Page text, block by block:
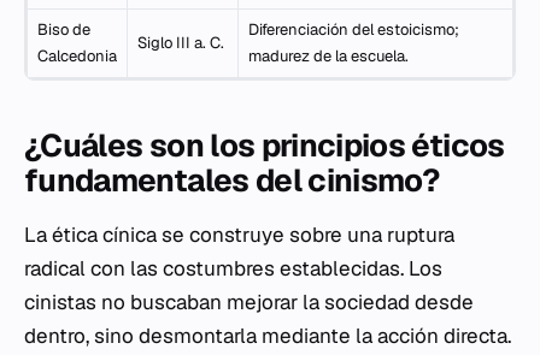
Biso de
Calcedonia
Siglo III a. C.
Diferenciación del estoicismo;
madurez de la escuela.
¿Cuáles son los principios éticos
fundamentales del cinismo?
La ética cínica se construye sobre una ruptura
radical con las costumbres establecidas. Los
cinistas no buscaban mejorar la sociedad desde
dentro, sino desmontarla mediante la acción directa.